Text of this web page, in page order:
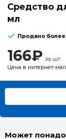
Средство
мл
Продано
166₽ за шт
Цена в интернет-
Может